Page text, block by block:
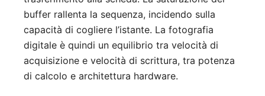
buffer rallenta la sequenza, incidendo sulla
capacità di cogliere l’istante. La fotografia
digitale è quindi un equilibrio tra velocità di
acquisizione e velocità di scrittura, tra potenza
di calcolo e architettura hardware.